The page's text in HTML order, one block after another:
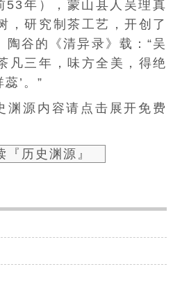
：蒙顶山
的种植始于何时，但是从
早记载的